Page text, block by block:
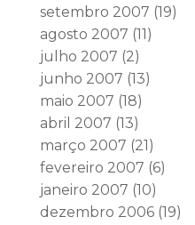
setembro 2007 (19)
agosto 2007 (11)
julho 2007 (2)
junho 2007 (13)
maio 2007 (18)
abril 2007 (13)
março 2007 (21)
fevereiro 2007 (6)
janeiro 2007 (10)
dezembro 2006(19)